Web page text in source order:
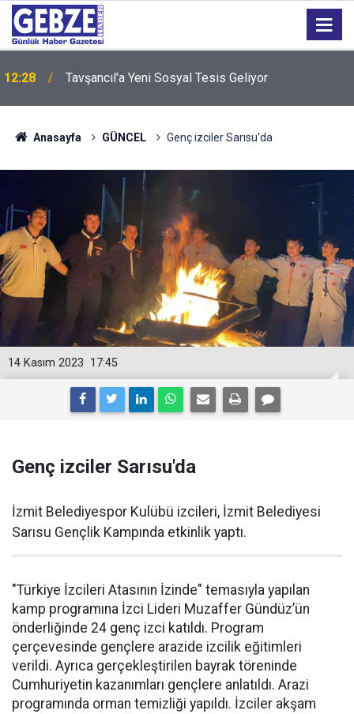
12:28 Tavşancıl'a Yeni Sosyal Tesis Geliyor
Anasayfa GÜNCEL Genç izciler Sarısu'da
17:45
14 Kasım 2023
Genç izciler Sarısu'da
İzmit Belediyespor Kulübü izcileri, İzmit Belediyesi
Sarısu Gençlik Kampında etkinlik yaptı.
"Türkiye İzcileri Atasının İzinde" temasıyla yapılan
kamp programına İzci Lideri Muzaffer Gündüz’ün
önderliğinde 24 genç izci katıldı. Program
çerçevesinde gençlere arazide izcilik eğitimleri
verildi. Ayrıca gerçekleştirilen bayrak töreninde
Cumhuriyetin kazanımları gençlere anlatıldı. Arazi
programında orman temizliği yapıldı. İzciler akşam